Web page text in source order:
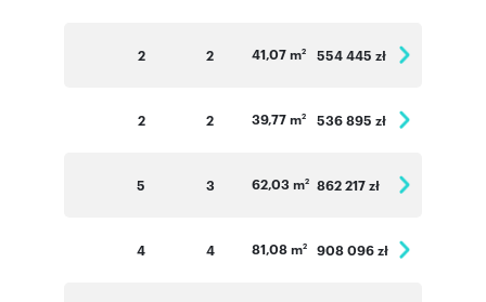
2 2 41,07 m2 554 445 zł
2 2 39,77 m2 536 895 zł
5 3 62,03 m2 862 217 zł
4 4 81,08 m2 908 096 zł